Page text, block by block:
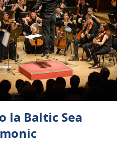
la Baltic Sea